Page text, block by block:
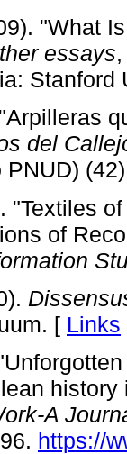
"What
essays
del
PNUD)
"Textiles
of
[ Links
A
https://